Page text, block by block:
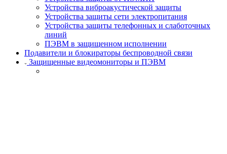
Устройства виброакустической защиты
Устройства защиты сети электропитания
Устройства защиты телефонных и слаботочных
линий
ПЭВМ в защищенном исполнении
Подавители и блокираторы беспроводной связи
Защищенные видеомониторы и ПЭВМ